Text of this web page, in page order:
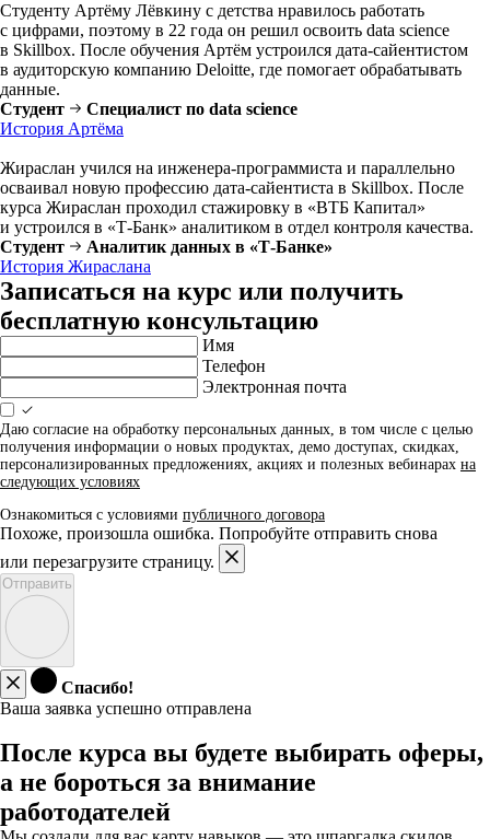
Студенту Артёму Лёвкину с детства нравилось работать
с цифрами, поэтому в 22 года он решил освоить data science
в Skillbox. После обучения Артём устроился дата-сайентистом
в аудиторскую компанию Deloitte, где помогает обрабатывать
данные.
Студент
Специалист по data science
История Артёма
Жираслан учился на инженера-программиста и параллельно
осваивал новую профессию дата-сайентиста в Skillbox. После
курса Жираслан проходил стажировку в «ВТБ Капитал»
и устроился в «Т-Банк» аналитиком в отдел контроля качества.
Студент
Аналитик данных в «Т-Банке»
История Жираслана
Записаться на курс или получить
бесплатную консультацию
Имя
Телефон
Электронная почта
Даю согласие на обработку персональных данных, в том числе с целью
получения информации о новых продуктах, демо доступах, скидках,
персонализированных предложениях, акциях и полезных вебинарах на
следующих условиях
Ознакомиться с условиями публичного договора
Похоже, произошла ошибка. Попробуйте отправить снова
или перезагрузите страницу.
Отправить
Спасибо!
Ваша заявка успешно отправлена
После курса вы будете выбирать оферы,
а не бороться за внимание
работодателей